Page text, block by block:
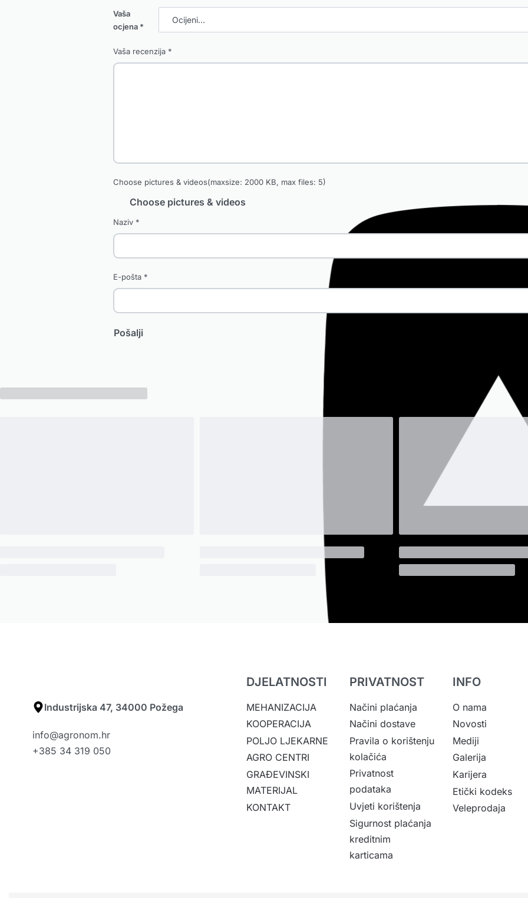
Vaša
ocjena *
Vaša recenzija *
Choose pictures & videos(maxsize: 2000 KB, max files: 5)
Choose pictures & videos
Naziv *
E-pošta *
Industrijska 47, 34000 Požega
info@agronom.hr
+385 34 319 050
DJELATNOSTI
MEHANIZACIJA
KOOPERACIJA
POLJO LJEKARNE
AGRO CENTRI
GRAĐEVINSKI
MATERIJAL
KONTAKT
PRIVATNOST
Načini plaćanja
Načini dostave
Pravila o korištenju
kolačića
Privatnost
podataka
Uvjeti korištenja
Sigurnost plaćanja
kreditnim
karticama
INFO
O nama
Novosti
Mediji
Galerija
Karijera
Etički kodeks
Veleprodaja